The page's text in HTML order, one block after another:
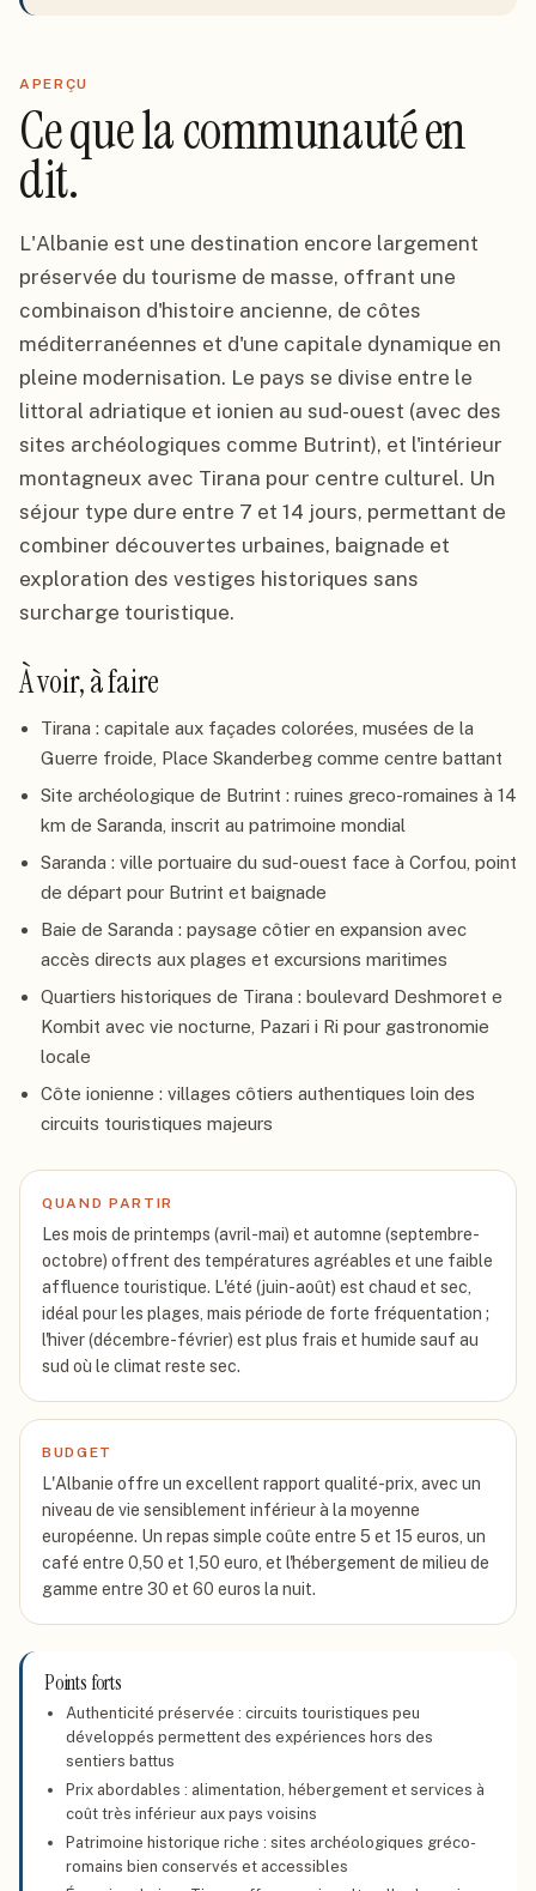
APERÇU
Ce que la communauté en
dit.
L'Albanie est une destination encore largement
préservée du tourisme de masse, offrant une
combinaison d'histoire ancienne, de côtes
méditerranéennes et d'une capitale dynamique en
pleine modernisation. Le pays se divise entre le
littoral adriatique et ionien au sud-ouest (avec des
sites archéologiques comme Butrint), et l'intérieur
montagneux avec Tirana pour centre culturel. Un
séjour type dure entre 7 et 14 jours, permettant de
combiner découvertes urbaines, baignade et
exploration des vestiges historiques sans
surcharge touristique.
À voir, à faire
Tirana : capitale aux façades colorées, musées de la
Guerre froide, Place Skanderbeg comme centre battant
Site archéologique de Butrint : ruines greco-romaines à 14
km de Saranda, inscrit au patrimoine mondial
Saranda : ville portuaire du sud-ouest face à Corfou, point
de départ pour Butrint et baignade
Baie de Saranda : paysage côtier en expansion avec
accès directs aux plages et excursions maritimes
Quartiers historiques de Tirana : boulevard Deshmoret e
Kombit avec vie nocturne, Pazari i Ri pour gastronomie
locale
Côte ionienne : villages côtiers authentiques loin des
circuits touristiques majeurs
QUAND PARTIR
Les mois de printemps (avril-mai) et automne (septembre-
octobre) offrent des températures agréables et une faible
affluence touristique. L'été (juin-août) est chaud et sec,
idéal pour les plages, mais période de forte fréquentation ;
l'hiver (décembre-février) est plus frais et humide sauf au
sud où le climat reste sec.
BUDGET
L'Albanie offre un excellent rapport qualité-prix, avec un
niveau de vie sensiblement inférieur à la moyenne
européenne. Un repas simple coûte entre 5 et 15 euros, un
café entre 0,50 et 1,50 euro, et l'hébergement de milieu de
gamme entre 30 et 60 euros la nuit.
Points forts
Authenticité préservée : circuits touristiques peu
développés permettent des expériences hors des
sentiers battus
Prix abordables : alimentation, hébergement et services à
coût très inférieur aux pays voisins
Patrimoine historique riche : sites archéologiques gréco-
romains bien conservés et accessibles